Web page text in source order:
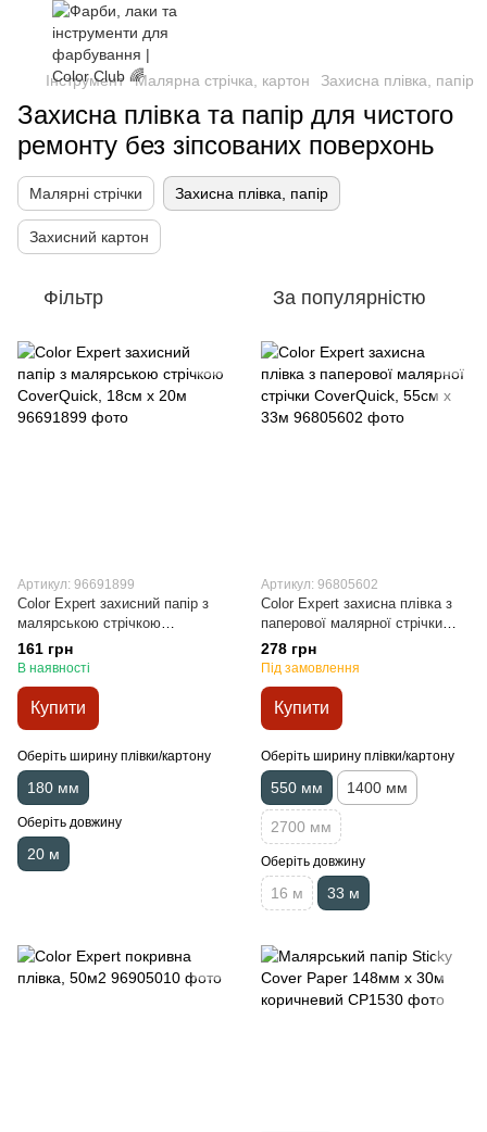
Інструмент Малярна стрічка, картон Захисна плівка, папір
Захисна плівка та папір для чистого
ремонту без зіпсованих поверхонь
Малярні стрічки Захисна плівка, папір
Захисний картон
Фільтр За популярністю
Артикул: 96691899
Color Expert захисний папір з
малярською стрічкою
CoverQuick, 18см x 20м
161 грн
В наявності
Купити
Оберіть ширину плівки/картону
180 мм
Оберіть довжину
20 м
Артикул: 96805602
Color Expert захисна плівка з
паперової малярної стрічки
CoverQuick, 55cм x 33м
278 грн
Під замовлення
Купити
Оберіть ширину плівки/картону
550 мм 1400 мм
2700 мм
Оберіть довжину
16 м 33 м